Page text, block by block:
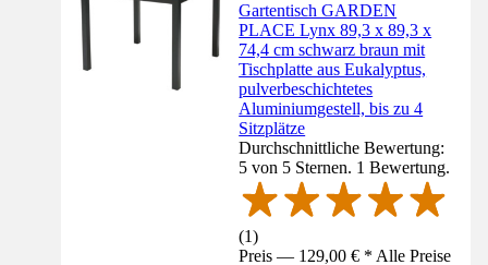
Gartentisch GARDEN
PLACE Lynx 89,3 x 89,3 x
74,4 cm schwarz braun mit
Tischplatte aus Eukalyptus,
pulverbeschichtetes
Aluminiumgestell, bis zu 4
Sitzplätze
Durchschnittliche Bewertung:
5 von 5 Sternen. 1 Bewertung.
(1)
Preis — 129,00 € * Alle Preise